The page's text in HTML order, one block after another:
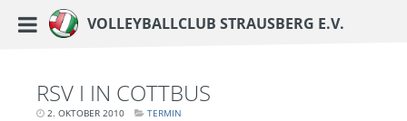
https://www.vc-strausberg.de/wp-content/themes/siehste/images/
Zum
Volleyballclub Strausberg e.V.
Haupt-Menü
RSV I IN COTTBUS
2. OKTOBER 2010LETZTETERMIN